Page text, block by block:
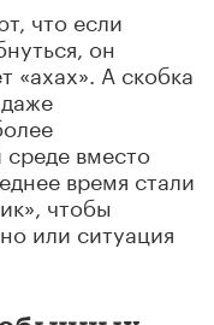
что если
он
«ахах». А скобка
среде вместо
время стали
чтобы
или ситуация